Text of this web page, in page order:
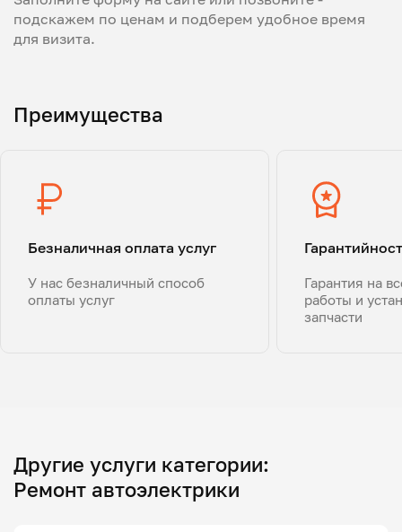
подскажем по ценам и подберем удобное время
для визита.
Преимущества
Безналичная оплата услуг
У нас безналичный способ
оплаты услуг
Гарантия на
работы и
запчасти
Другие услуги категории:
Ремонт автоэлектрики